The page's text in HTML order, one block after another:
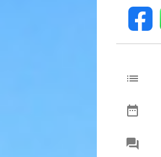
fb
list
date_range
chat